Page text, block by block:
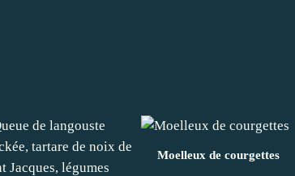
Moelleux de courgettes